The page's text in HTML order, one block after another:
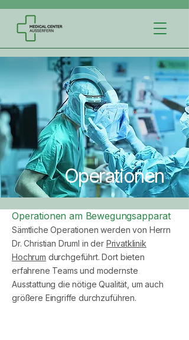
Operationen
Operationen am Bewegungsapparat
Sämtliche Operationen werden von Herrn
Dr. Christian Druml in der Privatklinik
Hochrum durchgeführt. Dort bieten
erfahrene Teams und modernste
Ausstattung die nötige Qualität, um auch
größere Eingriffe durchzuführen.